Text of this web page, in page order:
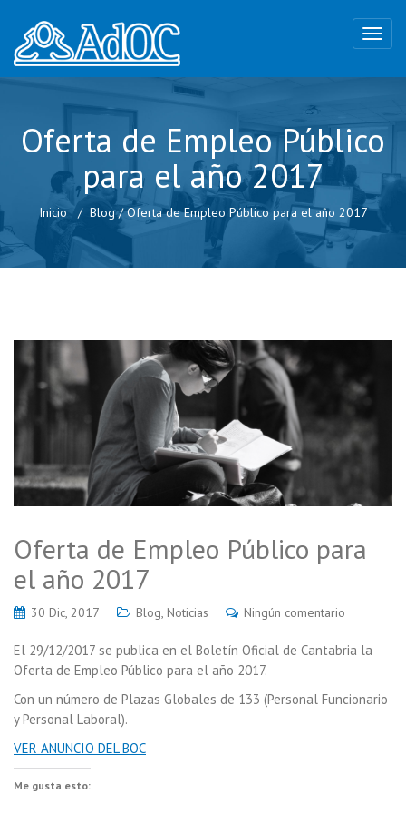
Oferta de Empleo Público
para el año 2017
Inicio Blog /Oferta de Empleo Público para el año 2017
Oferta de Empleo Público para
el año 2017
30 Dic, 2017 Blog, Noticias Ningún comentario
El 29/12/2017 se publica en el Boletín Oficial de Cantabria la
Oferta de Empleo Público para el año 2017.
Con un número de Plazas Globales de 133 (Personal Funcionario
y Personal Laboral).
VER ANUNCIO DEL BOC
Me gusta esto: